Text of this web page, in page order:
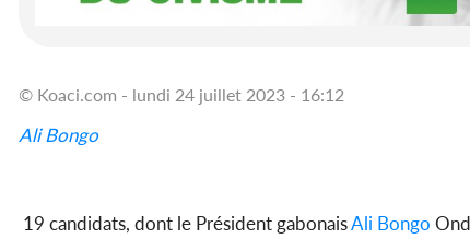
© Koaci.com - lundi 24 juillet 2023 - 16:12
Ali Bongo
19 candidats, dont le Président gabonaisAli Bongo